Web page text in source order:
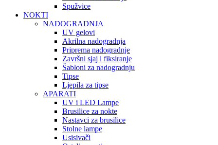
Spužvice
NOKTI
NADOGRADNJA
UV gelovi
Akrilna nadogradnja
Priprema nadogradnje
Završni sjaj i fiksiranje
Šabloni za nadogradnju
Tipse
Ljepila za tipse
APARATI
UV i LED Lampe
Brusilice za nokte
Nastavci za brusilice
Stolne lampe
Usisivači